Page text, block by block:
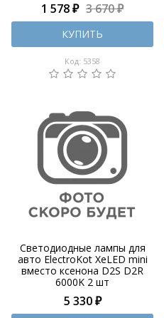
1 578 ₽ 3 670 ₽
КУПИТЬ
Код: 5358
Светодиодные лампы для
авто ElectroKot XeLED mini
вместо ксенона D2S D2R
6000K 2 шт
5 330 ₽